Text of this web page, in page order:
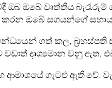
ඔබ ඔබේ වෘත්තිය
කරන ඔබේ සගයන්ගේ
ගත් කල, බ්‍රහස්පති
දෘශ්‍යමාන වනු ඇත,
ආමාශයේ ගැටළු ඇති වේ.